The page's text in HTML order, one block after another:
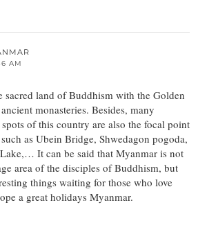
AM
sacred land of Buddhism with the Golden
monasteries. Besides, many
of this country are also the focal point
as Ubein Bridge, Shwedagon pogoda,
It can be said that Myanmar is not
area of the disciples of Buddhism, but
things waiting for those who love
a great holidays Myanmar.